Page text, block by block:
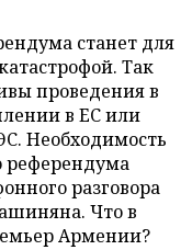
станет для
Так
проведения в
в ЕС или
Необходимость
референдума
разговора
Что в
Армении?